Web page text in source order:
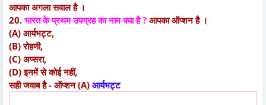
आपका अगला सवाल है ।
20. भारत के प्रथम उपग्रह का नाम क्या है ? आपका ऑप्शन है ।
(A) आर्यभट्ट,
(B) रोहणी,
(C) अप्सरा,
(D) इनमें से कोई नहीं,
सही जवाब है - ऑप्शन (A) आर्यभट्ट